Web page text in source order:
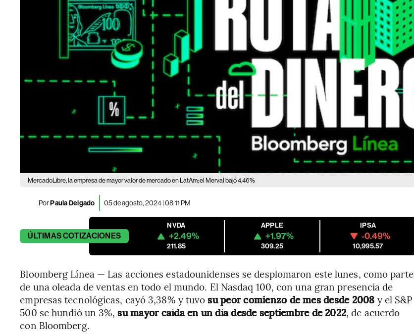
MercadoLibre, la empresa de mayor valor de mercado en LatAm; el Merval bajó 4,46%
PorPaula Delgado 05 de agosto, 2024 | 08:11 PM
ÚLTIMASCOTIZACIONES
NVDA
+2.49%
211.85
APPLE
+1.97%
309.25
IPSA
-0.49%
10,995.57
Bloomberg Línea — Las acciones estadounidenses se desplomaron este lunes, como parte
de una oleada de ventas en todo el mundo. El Nasdaq 100, con una gran presencia de
empresas tecnológicas, cayó 3,38% y tuvo su peor comienzo de mes desde 2008 y el S&P
500 se hundió un 3%, su mayor caída en un día desde septiembre de 2022, de acuerdo
con Bloomberg.